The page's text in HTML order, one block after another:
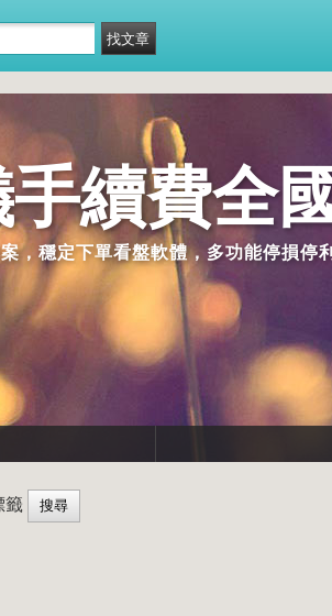
續費全
，穩定下單看盤軟體，多功能停損停
籤